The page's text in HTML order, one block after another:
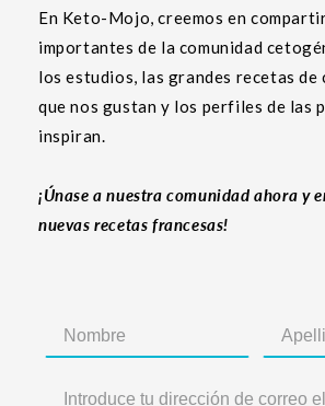
En Keto-Mojo, creemos en
importantes de la comunidad
los estudios, las grandes recetas
que nos gustan y los perfiles de las
inspiran.
¡Únase a nuestra comunidad ahora y
nuevas recetas francesas!